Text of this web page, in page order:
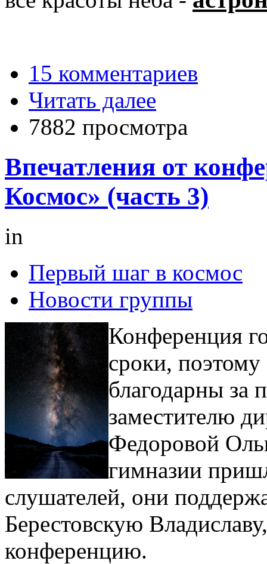
15 комментариев
Читать далее
7882 просмотра
Впечатления от
Космос» (часть 3)
in
Первый шаг в космос
Новости группы
Конференция
сроки, поэтому
благодарны за
заместителю
Федоровой
гимназии
слушателей, они
Берестовскую
конференцию.